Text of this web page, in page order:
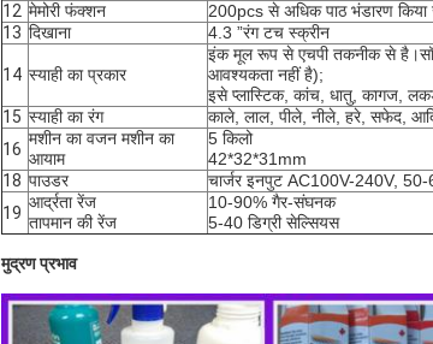
12 मेमोरी फंक्शन
200pcs से अधिक पाठ भंडारण किया
13 दिखाना 4.3 ”रंग टच स्क्रीन
14 स्याही का प्रकार
इंक मूल रूप से एचपी तकनीक से
आवश्यकता नहीं है);
इसे प्लास्टिक, कांच, धातु, कागज,
15 स्याही का रंग
काले, लाल, पीले, नीले, हरे, सफेद,
16
मशीन का वजन मशीन का
आयाम
5 किलो
42*32*31mm
18 पाउडर
चार्जर इनपुट AC100V-240V,
19
आर्द्रता रेंज
तापमान की रेंज
10-90% गैर-संघनक
5-40 डिग्री सेल्सियस
मुद्रण प्रभाव